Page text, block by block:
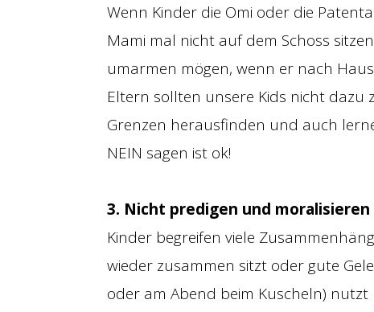
Wenn Kinder die Omi oder die
Mami mal nicht auf dem Schoss
umarmen mögen, wenn er nach
Eltern sollten unsere Kids nicht dazu
Grenzen herausfinden und auch
NEIN sagen ist ok!
3. Nicht predigen und
Kinder begreifen viele
wieder zusammen sitzt oder gute
oder am Abend beim Kuscheln)